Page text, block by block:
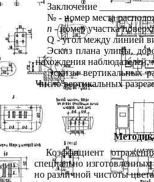
Заключение
№ - номер места
п- номер участка
Q - угол между линией
Эскиз плана улицы,
нахождения наблюдателей,
Эскизы вертикальных
Число вертикальных
Коэффициент
специально
но различной чистоты